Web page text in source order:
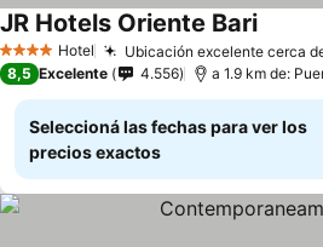
4 EstrellasHotel Ubicación excelente cerca
JR Hotels Oriente Bari
8,5 Excelente 4.556 a 1.9 km de:
Seleccioná las fechas para ver los
precios exactos